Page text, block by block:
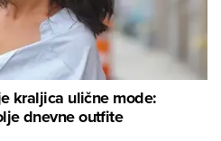
kraljica ulične mode:
dnevne outfite